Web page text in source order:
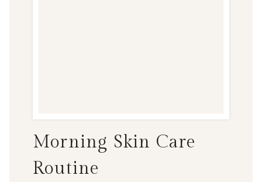
Morning Skin Care
Routine